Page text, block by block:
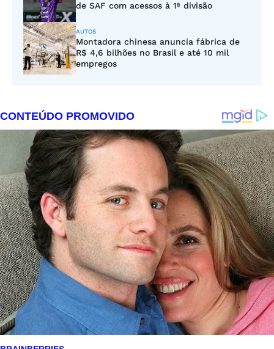
de SAF com acessos à 1ª divisão
AUTOS
Montadora chinesa anuncia fábrica de
R$ 4,6 bilhões no Brasil e até 10 mil
empregos